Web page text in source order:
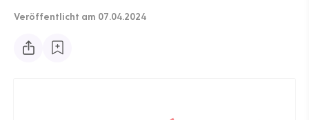
Veröffentlicht am 07.04.2024